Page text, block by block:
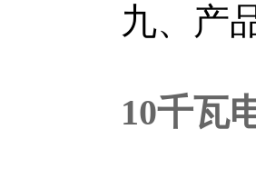
九、产
10千瓦